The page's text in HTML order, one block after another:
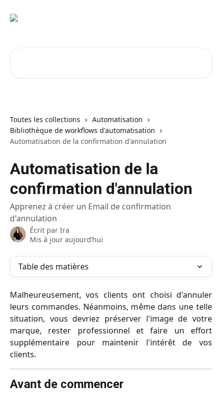
Toutes les collections
Automatisation
Bibliothèque de workflows d'automatisation
Automatisation de la confirmation d'annulation
Automatisation de la
confirmation d'annulation
Apprenez à créer un Email de confirmation
d'annulation
Écrit par Ira
Mis à jour aujourd’hui
Table des matières
Malheureusement, vos clients ont choisi d'annuler
leurs commandes. Néanmoins, même dans une telle
situation, vous devriez préserver l'image de votre
marque, rester professionnel et faire un effort
supplémentaire pour maintenir l'intérêt de vos
clients.
Avant de commencer